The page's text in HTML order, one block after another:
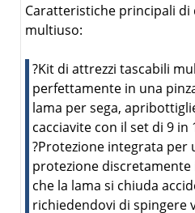
Caratteristiche principali di
multiuso:
?Kit di attrezzi tascabili
perfettamente in una
lama per sega,
cacciavite con il set di 9 in
?Protezione integrata per
protezione
che la lama si chiuda
richiedendovi di spingere